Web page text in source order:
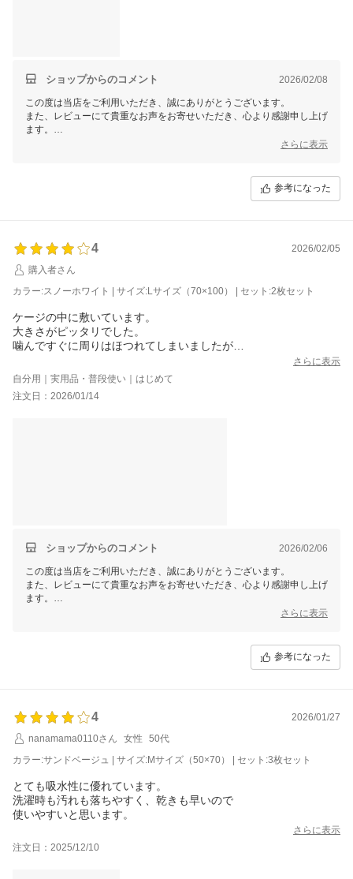
ショップからのコメント 2026/02/08
この度は当店をご利用いただき、誠にありがとうございます。
また、レビューにて貴重なお声をお寄せいただき、心より感謝申し上げ
ます。
今後もより良い商品・サービスをご提供できるよう努めてまいります。
さらに表示
参考になった
4
2026/02/05
購入者さん
カラー:スノーホワイト | サイズ:Lサイズ（70×100） | セット:2枚セット
ケージの中に敷いています。
大きさがピッタリでした。
噛んですぐに周りはほつれてしまいましたが
さらに表示
自分用｜実用品・普段使い｜はじめて
注文日：2026/01/14
ショップからのコメント 2026/02/06
この度は当店をご利用いただき、誠にありがとうございます。
また、レビューにて貴重なお声をお寄せいただき、心より感謝申し上げ
ます。
今後もより良い商品・サービスをご提供できるよう努めてまいります。
さらに表示
参考になった
4
2026/01/27
nanamama0110さん
女性
50代
カラー:サンドベージュ | サイズ:Mサイズ（50×70） | セット:3枚セット
とても吸水性に優れています。
洗濯時も汚れも落ちやすく、乾きも早いので
使いやすいと思います。
さらに表示
注文日：2025/12/10